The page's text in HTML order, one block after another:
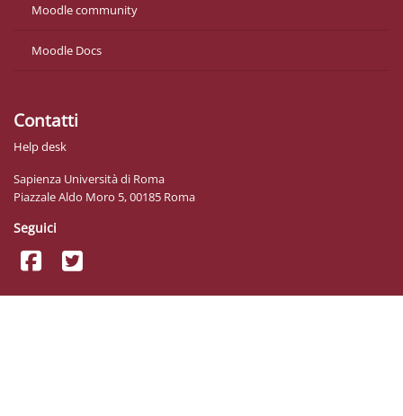
Moodle community
Moodle Docs
Contatti
Help desk
Sapienza Università di Roma
Piazzale Aldo Moro 5, 00185 Roma
Seguici